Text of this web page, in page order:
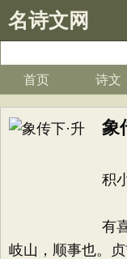
名诗文网
首页 诗文
象
积
有
岐山，顺事也。